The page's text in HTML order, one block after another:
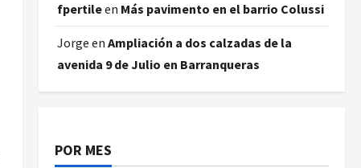
fpertileen Más pavimento en el barrio Colussi
Jorge en Ampliación a dos calzadas de la
avenida 9 de Julio en Barranqueras
POR MES